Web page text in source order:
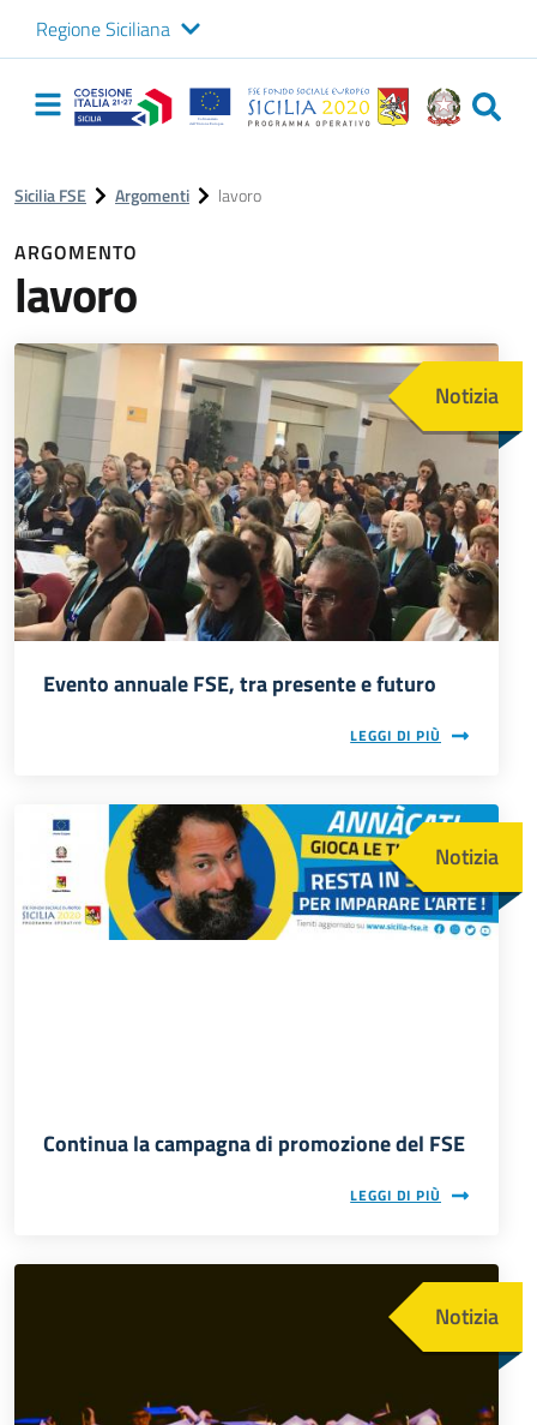
Regione Siciliana
Logo Sicilia FSE
Navigazione
principale
Sicilia FSE Argomenti lavoro
ARGOMENTO
lavoro
Immagine
Notizia
Evento annuale FSE, tra presente e futuro
LEGGI DI PIÙ
Immagine
Notizia
Continua la campagna di promozione del FSE
LEGGI DI PIÙ
Notizia